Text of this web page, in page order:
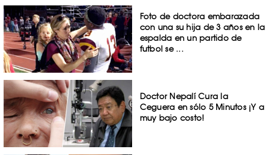
Foto de doctora embarazada
con una su hija de 3 años en la
espalda en un partido de
futbol se ...
Doctor Nepalí Cura la
Ceguera en sólo 5 Minutos ¡Y a
muy bajo costo!